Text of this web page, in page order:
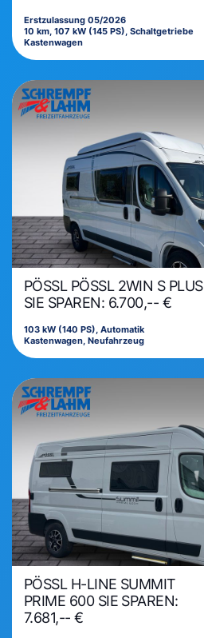
Erstzulassung 05/2026
10 km, 107 kW (145 PS), Schaltgetriebe
Kastenwagen
PÖSSL PÖSSL 2WIN S PLUS
SIE SPAREN: 6.700,-- €
103 kW (140 PS), Automatik
Kastenwagen, Neufahrzeug
PÖSSL H-LINE SUMMIT
PRIME 600 SIE SPAREN:
7.681,-- €